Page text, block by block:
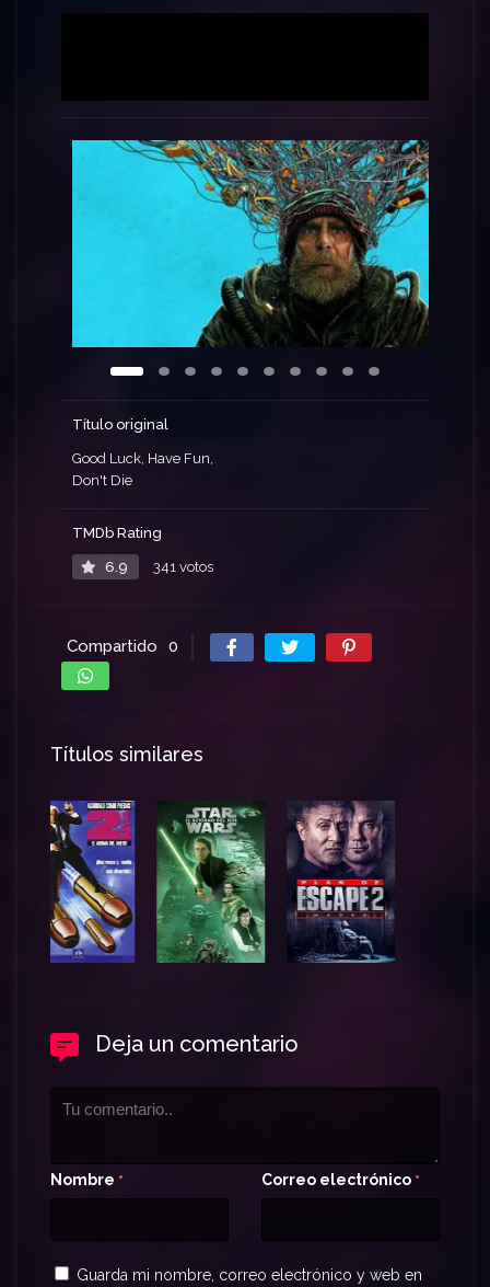
Título original
Good Luck, Have Fun,
Don't Die
TMDb Rating
6.9 341 votos
Compartido 0
Títulos similares
Deja un comentario
Nombre * Correo electrónico *
Guarda mi nombre, correo electrónico y web en